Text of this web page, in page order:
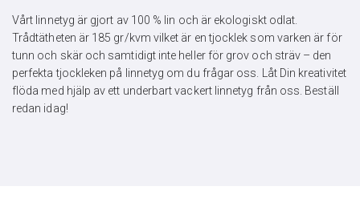
Vårt linnetyg är gjort av 100 % lin och är ekologiskt odlat.
Trådtätheten är 185 gr/kvm vilket är en tjocklek som varken är för
tunn och skär och samtidigt inte heller för grov och sträv – den
perfekta tjockleken på linnetyg om du frågar oss. Låt Din kreativitet
flöda med hjälp av ett underbart vackert linnetyg från oss. Beställ
redan idag!